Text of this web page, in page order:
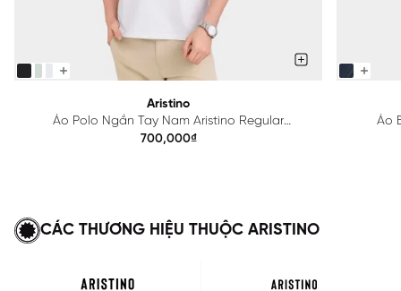
Aristino
Áo Polo Ngắn Tay Nam Aristino Regular
APS615EDP01
700,000₫
Áo
CÁC THƯƠNG HIỆU THUỘC ARISTINO